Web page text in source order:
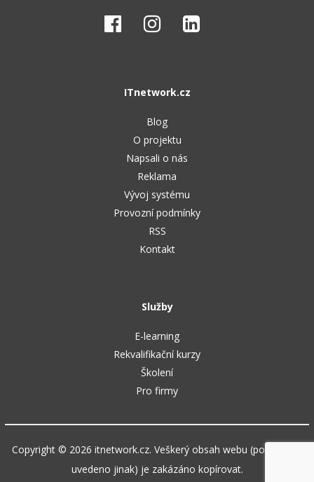
ITnetwork.cz
Blog
O projektu
Napsali o nás
Reklama
Vývoj systému
Provozní podmínky
RSS
Kontakt
Služby
E-learning
Rekvalifikační kurzy
Školení
Pro firmy
Copyright © 2026 itnetwork.cz. Veškerý obsah webu (pokud není
uvedeno jinak) je zakázáno kopírovat.